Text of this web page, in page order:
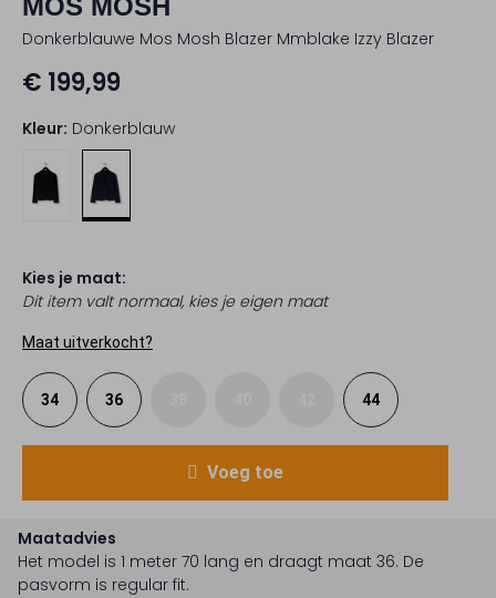
MOS MOSH
Donkerblauwe Mos Mosh Blazer Mmblake Izzy Blazer
€ 199,99
Kleur: Donkerblauw
Kies je maat:
Dit item valt normaal, kies je eigen maat
Maat uitverkocht?
34 36 44
Voeg toe
Maatadvies
Het model is 1 meter 70 lang en draagt maat 36. De
pasvorm is regular fit.